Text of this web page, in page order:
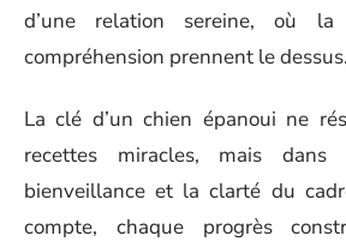
d’une relation sereine, où
compréhension prennent le dessus.
La clé d’un chien épanoui ne
recettes miracles, mais
bienveillance et la clarté du
compte, chaque progrès